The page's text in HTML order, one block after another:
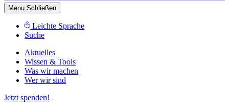
Menu Schließen
Leichte Sprache
Suche
Aktuelles
Wissen & Tools
Was wir machen
Wer wir sind
Jetzt spenden!